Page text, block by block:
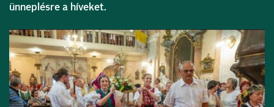
ünneplésre a híveket.